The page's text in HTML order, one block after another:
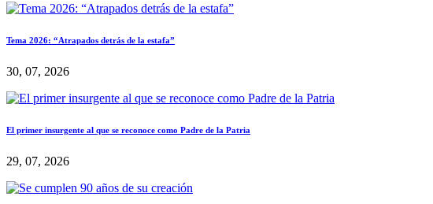
Tema 2026: “Atrapados detrás de la estafa”
30, 07, 2026
El primer insurgente al que se reconoce como Padre de la Patria
29, 07, 2026